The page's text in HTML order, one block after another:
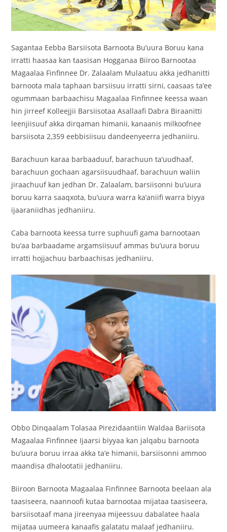
Sagantaa Eebba Barsiisota Barnoota Bu’uura Boruu kana
irratti haasaa kan taasisan Hogganaa Biiroo Barnootaa
Magaalaa Finfinnee Dr. Zalaalam Mulaatuu akka jedhanitti
barnoota mala taphaan barsiisuu irratti sirni, caasaas ta’ee
ogummaan barbaachisu Magaalaa Finfinnee keessa waan
hin jirreef Kolleejjii Barsiisotaa Asallaafi Dabra Biraanitti
leenjiisuuf akka dirqaman himanii, kanaanis milkoofnee
barsiisota 2,359 eebbisiisuu dandeenyeerra jedhaniiru.
Barachuun karaa barbaaduuf, barachuun ta’uudhaaf,
barachuun gochaan agarsiisuudhaaf, barachuun waliin
jiraachuuf kan jedhan Dr. Zalaalam, barsiisonni bu’uura
boruu karra saaqxota, bu’uura warra ka’aniifi warra biyya
ijaaraniidhas jedhaniiru.
Caba barnoota keessa turre suphuufi gama barnootaan
bu’aa barbaadame argamsiisuuf ammas bu’uura boruu
irratti hojjachuu barbaachisas jedhaniiru.
Obbo Dinqaalam Tolasaa Pirezidaantiin Waldaa Bariisota
Magaalaa Finfinnee Ijaarsi biyyaa kan jalqabu barnoota
bu’uura boruu irraa akka ta’e himanii, barsiisonni ammoo
maandisa dhalootatii jedhaniiru.
Biiroon Barnoota Magaalaa Finfinnee Barnoota beelaan ala
taasiseera, naannoofi kutaa barnootaa mijataa taasiseera,
barsiisotaaf mana jireenyaa mijeessuu dabalatee haala
mijataa uumeera kanaafis galatatu malaaf jedhaniiru.